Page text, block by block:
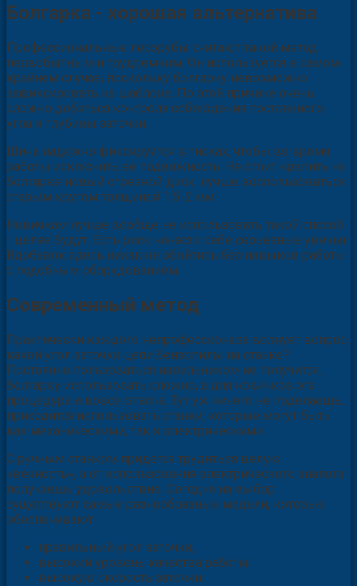
Болгарка - хорошая альтернатива
Профессиональные лесорубы считают такой метод
первобытным и трудоемким. Он используется в самом
крайнем случае, поскольку болгарку невозможно
зафиксировать на шаблоне. По этой причине очень
сложно добиться контроля соблюдения постоянного
угла и глубины заточки.
Шина надежно фиксируется в тисках, чтобы во время
работы исключить ее подвижность. Не стоит крепить на
болгарке новый отрезной диск, лучше воспользоваться
старым кругом толщиной 1,5-2 мм.
Новичкам лучше вообще не использовать такой способ
- целее будут. Есть риск нанести себе серьезные увечья.
Вдобавок здесь никак не обойтись без навыков работы
с подобным оборудованием.
Современный метод
Практически каждого непрофессионала волнует вопрос,
какой угол заточки цепи бензопилы на станке?
Постоянно пользоваться напильником не получится,
болгарку использовать сложно, а для новичков эта
процедура и вовсе опасна. Тут уж ничего не поделаешь,
приходится использовать станки, которые могут быть
как механическими, так и электрическими.
С ручным станком придется трудиться целую
«вечность», а от использования электрического аналога
получаешь удовольствие. Сегодня на выбор
существуют самые разнообразные модели, которые
обеспечивают
правильный угол заточки;
высокий уровень качества работы;
высокую скорость заточки.